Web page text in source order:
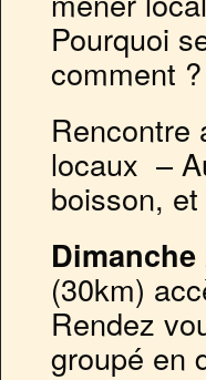
Pourquoi
comment ?
Rencontre
locaux –
boisson,
(30km)
Rendez
groupé en